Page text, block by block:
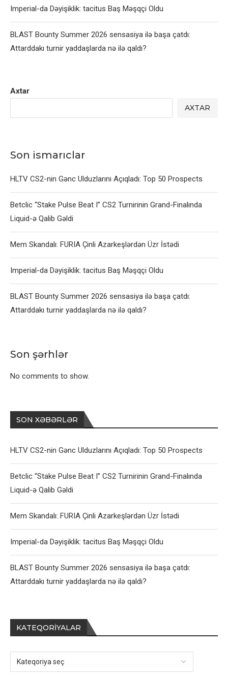
Axtar
AXTAR
Son ismarıclar
HLTV CS2-nin Gənc Ulduzlarını Açıqladı: Top 50 Prospects
Betclic “Stake Pulse Beat I” CS2 Turnirinin Grand-Finalında
Liquid-ə Qalib Gəldi
Mem Skandalı: FURIA Çinli Azarkeşlərdən Üzr İstədi
Imperial-da Dəyişiklik: tacitus Baş Məşqçi Oldu
BLAST Bounty Summer 2026 sensasiya ilə başa çatdı:
Attarddakı turnir yaddaşlarda nə ilə qaldı?
Son şərhlər
No comments to show.
SON XƏBƏRLƏR
HLTV CS2-nin Gənc Ulduzlarını Açıqladı: Top 50 Prospects
Betclic “Stake Pulse Beat I” CS2 Turnirinin Grand-Finalında
Liquid-ə Qalib Gəldi
Mem Skandalı: FURIA Çinli Azarkeşlərdən Üzr İstədi
Imperial-da Dəyişiklik: tacitus Baş Məşqçi Oldu
BLAST Bounty Summer 2026 sensasiya ilə başa çatdı:
Attarddakı turnir yaddaşlarda nə ilə qaldı?
KATEQORIYALAR
Imperial-da Dəyişiklik: tacitus Baş Məşqçi Oldu
BLAST Bounty Summer 2026 sensasiya ilə başa çatdı:
Attarddakı turnir yaddaşlarda nə ilə qaldı?